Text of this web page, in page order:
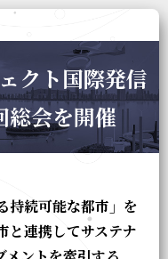
クト国際発信
総会を開催
持続可能な都市」を
と連携してサステナ